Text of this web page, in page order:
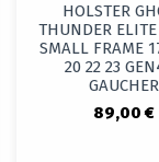
HOLSTER
THUNDER ELITE
SMALL FRAME
20 22 23
GAUCHER
89,00 €